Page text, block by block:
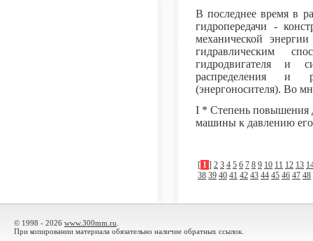
В последнее время в
гидропередачи -
механической
гидравлическим
гидродвигателя и
распределения и
(энергоносителя). Во
I * Степень повышения
машины к давлению его
[ 1 ] 2 3 4 5 6 7 8 9 10 11 12 13
38 39 40 41 42 43 44 45 46 47 48
© 1998 - 2026 www.300mm.ru
При копировании материала обязательно наличие обратных ссылок.